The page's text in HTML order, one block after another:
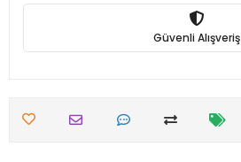
Güvenli Alışveriş